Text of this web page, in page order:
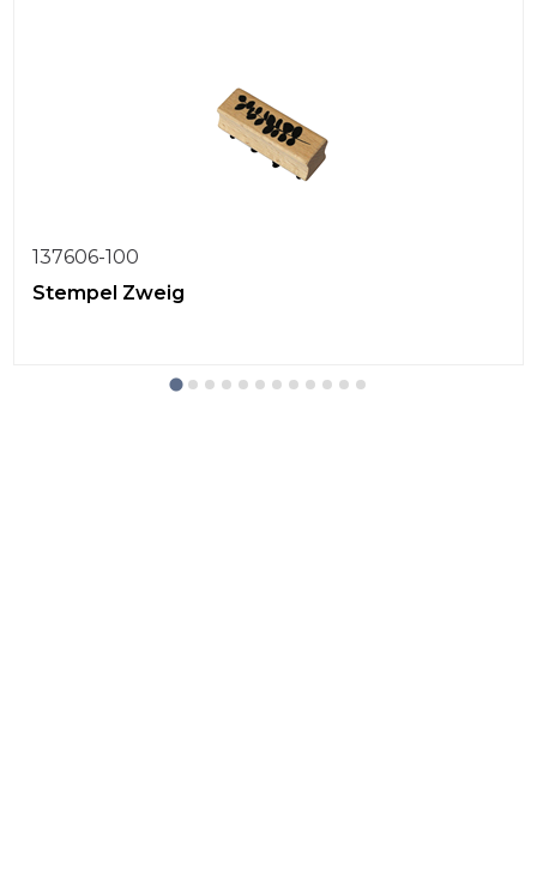
137606-100
Stempel Zweig